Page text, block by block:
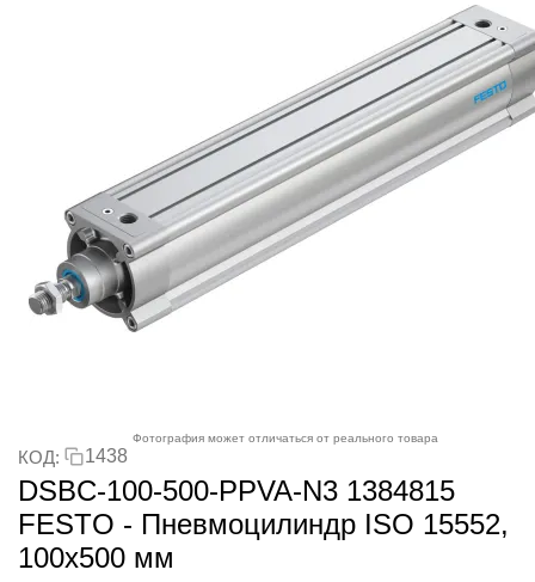
Фотография может отличаться от реального товара
КОД: 1438
DSBC-100-500-PPVA-N3 1384815
FESTO - Пневмоцилиндр ISO 15552,
100x500 мм